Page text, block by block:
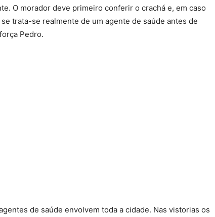
O morador deve primeiro conferir o crachá e, em caso
trata-se realmente de um agente de saúde antes de
Pedro.
de saúde envolvem toda a cidade. Nas vistorias os